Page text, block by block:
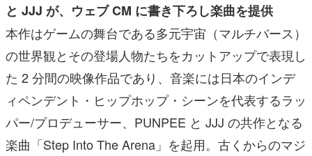
と JJJ が、ウェブ CM に書き下ろし楽曲を提供
本作はゲームの舞台である多元宇宙（マルチバース）
の世界観とその登場人物たちをカットアップで表現し
た 2 分間の映像作品であり、音楽には日本のインデ
ィペンデント・ヒップホップ・シーンを代表するラッ
パー/プロデューサー、PUNPEE と JJJ の共作となる
楽曲「Step Into The Arena」を起用。古くからのマジ